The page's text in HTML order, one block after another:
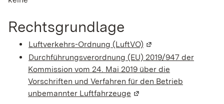
Rechtsgrundlage
Luftverkehrs-Ordnung (LuftVO) (Wird in einem
Durchführungsverordnung (EU) 2019/947 der
Kommission vom 24. Mai 2019 über die
Vorschriften und Verfahren für den Betrieb
unbemannter Luftfahrzeuge (Wird in einem neuen